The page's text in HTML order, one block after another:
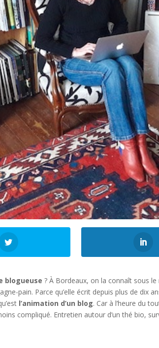
blogueuse? À Bordeaux, on la connaît sous
pain. Parce qu’elle écrit depuis plus de dix
l’animation d’un blog. Car à l’heure du
compliqué. Entretien autour d’un thé bio,